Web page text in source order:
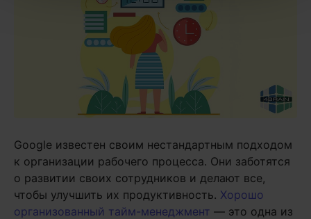
Google известен своим нестандартным подходом
к организации рабочего процесса. Они заботятся
о развитии своих сотрудников и делают все,
чтобы улучшить их продуктивность. Хорошо
организованный тайм-менеджмент — это одна из